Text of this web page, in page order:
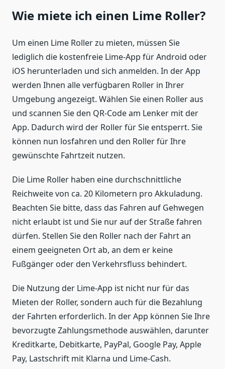
Wie miete ich einen Lime Roller?
Um einen Lime Roller zu mieten, müssen Sie
lediglich die kostenfreie Lime-App für Android oder
iOS herunterladen und sich anmelden. In der App
werden Ihnen alle verfügbaren Roller in Ihrer
Umgebung angezeigt. Wählen Sie einen Roller aus
und scannen Sie den QR-Code am Lenker mit der
App. Dadurch wird der Roller für Sie entsperrt. Sie
können nun losfahren und den Roller für Ihre
gewünschte Fahrtzeit nutzen.
Die Lime Roller haben eine durchschnittliche
Reichweite von ca. 20 Kilometern pro Akkuladung.
Beachten Sie bitte, dass das Fahren auf Gehwegen
nicht erlaubt ist und Sie nur auf der Straße fahren
dürfen. Stellen Sie den Roller nach der Fahrt an
einem geeigneten Ort ab, an dem er keine
Fußgänger oder den Verkehrsfluss behindert.
Die Nutzung der Lime-App ist nicht nur für das
Mieten der Roller, sondern auch für die Bezahlung
der Fahrten erforderlich. In der App können Sie Ihre
bevorzugte Zahlungsmethode auswählen, darunter
Kreditkarte, Debitkarte, PayPal, Google Pay, Apple
Pay, Lastschrift mit Klarna und Lime-Cash.